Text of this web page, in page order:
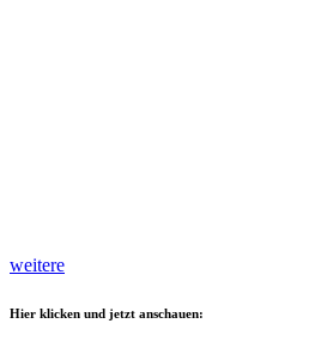
weitere
Hier klicken und jetzt anschauen: